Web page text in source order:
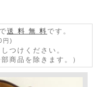
送 料 無 料です。
円)
つけください。
商品を除きます。）